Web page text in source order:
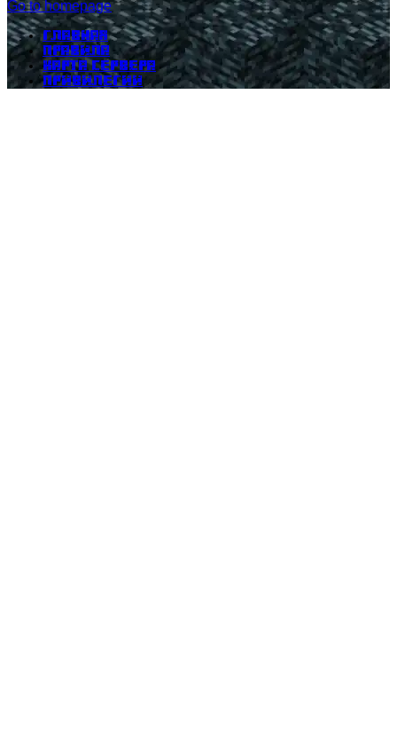
Go to homepage
Главная
Правила
Карта сервера
Привилегии